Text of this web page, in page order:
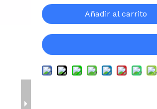
Añadir al carrito